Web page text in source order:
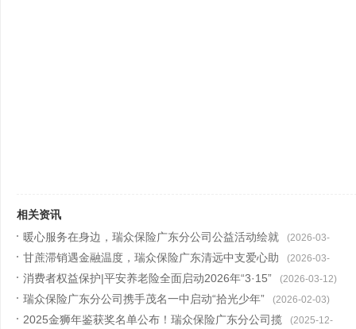
相关资讯
暖心服务在身边，瑞众保险广东分公司公益活动绘就
(2026-03-
31)
甘蔗滞销遇金融温度，瑞众保险广东清远中支爱心助 (2026-03-
31)
消费者权益保护|平安养老险全面启动2026年“3·15” (2026-03-12)
瑞众保险广东分公司携手茂名一中启动“拾光少年” (2026-02-03)
2025金狮年鉴获奖名单公布！瑞众保险广东分公司揽 (2025-12-